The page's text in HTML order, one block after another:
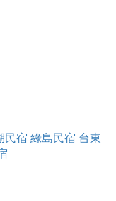
民宿 綠島民宿 台東